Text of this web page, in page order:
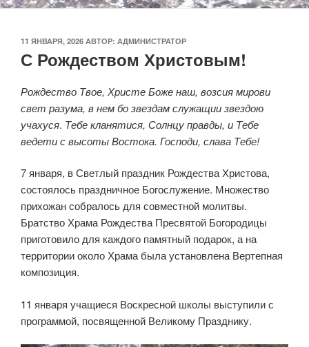
ОПУБЛИКОВАНО
11 ЯНВАРЯ, 2026 АВТОР: АДМИНИСТРАТОР
С Рождеством Христовым!
Рождество Твое, Христе Боже наш, возсия мирови
свет разума, в нем бо звездам служащии звездою
учахуся. Тебе кланятися, Солнцу правды, и Тебе
ведети с высоты Востока. Господи, слава Тебе!
7 января, в Светлый праздник Рождества Христова,
состоялось праздничное Богослужение. Множество
прихожан собралось для совместной молитвы.
Братство Храма Рождества Пресвятой Богородицы
приготовило для каждого памятный подарок, а на
территории около Храма была установлена Вертепная
композиция.
11 января учащиеся Воскресной школы выступили с
программой, посвященной Великому Празднику.